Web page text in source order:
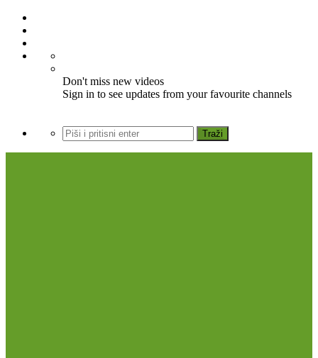
Don't miss new videos
Sign in to see updates from your favourite channels